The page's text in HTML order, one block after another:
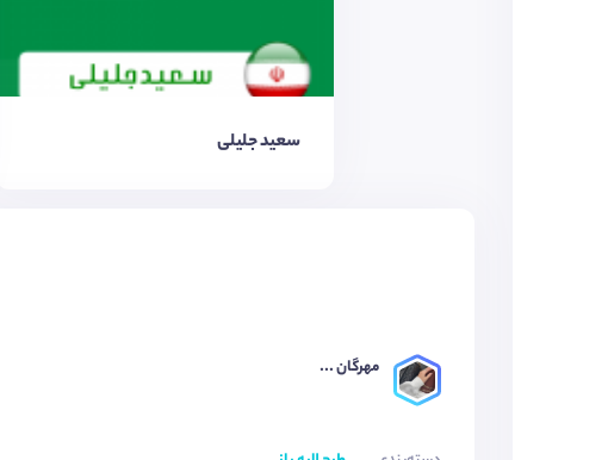
سعید جلیلی
مهرگان ...